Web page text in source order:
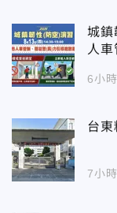
城
人車
6小
台
7小